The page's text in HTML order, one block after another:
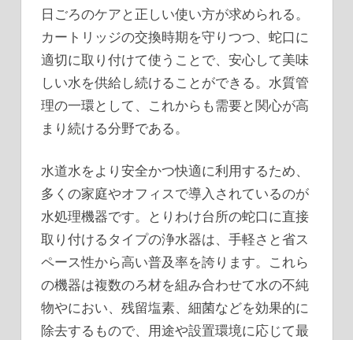
日ごろのケアと正しい使い方が求められる。
カートリッジの交換時期を守りつつ、蛇口に
適切に取り付けて使うことで、安心して美味
しい水を供給し続けることができる。水質管
理の一環として、これからも需要と関心が高
まり続ける分野である。
水道水をより安全かつ快適に利用するため、
多くの家庭やオフィスで導入されているのが
水処理機器です。とりわけ台所の蛇口に直接
取り付けるタイプの浄水器は、手軽さと省ス
ペース性から高い普及率を誇ります。これら
の機器は複数のろ材を組み合わせて水の不純
物やにおい、残留塩素、細菌などを効果的に
除去するもので、用途や設置環境に応じて最